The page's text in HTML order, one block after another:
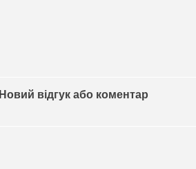
Новий відгук або коментар